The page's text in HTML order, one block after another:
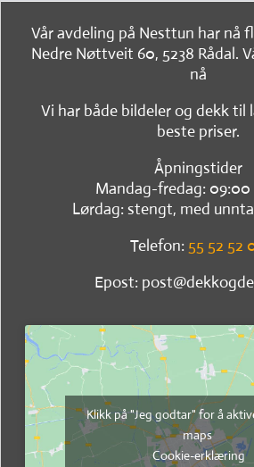
Vår avdeling på Nesttun har nå
Nedre Nøttveit 60, 5238 Rådal.
nå
Vi har både bildeler og dekk til
beste priser.
Åpningstider
Mandag-fredag: 09:00
Lørdag: stengt, med
Telefon: 55 52 52
Epost:
Klikk på "Jeg godtar" for å
maps
Cookie-erklæring